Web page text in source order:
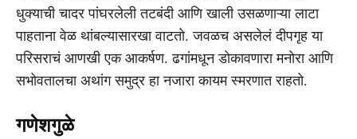
धुक्याची चादर पांघरलेली तटबंदी आणि खाली उसळणाऱ्या लाटा
पाहताना वेळ थांबल्यासारखा वाटतो. जवळच असलेलं दीपगृह या
परिसराचं आणखी एक आकर्षण. ढगांमधून डोकावणारा मनोरा आणि
सभोवतालचा अथांग समुद्र हा नजारा कायम स्मरणात राहतो.
गणेशगुळे